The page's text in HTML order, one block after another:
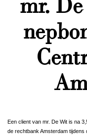
mr.
Een client van mr. De Wit is na
de rechtbank Amsterdam